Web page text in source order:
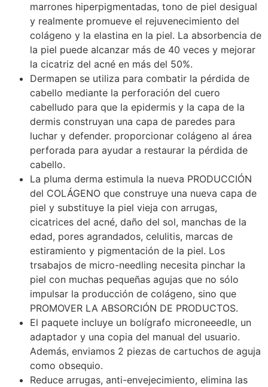
marrones hiperpigmentadas, tono de piel desigual
y realmente promueve el rejuvenecimiento del
colágeno y la elastina en la piel. La absorbencia de
la piel puede alcanzar más de 40 veces y mejorar
la cicatriz del acné en más del 50%.
Dermapen se utiliza para combatir la pérdida de
cabello mediante la perforación del cuero
cabelludo para que la epidermis y la capa de la
dermis construyan una capa de paredes para
luchar y defender. proporcionar colágeno al área
perforada para ayudar a restaurar la pérdida de
cabello.
La pluma derma estimula la nueva PRODUCCIÓN
del COLÁGENO que construye una nueva capa de
piel y substituye la piel vieja con arrugas,
cicatrices del acné, daño del sol, manchas de la
edad, pores agrandados, celulitis, marcas de
estiramiento y pigmentación de la piel. Los
trsabajos de micro-needling necesita pinchar la
piel con muchas pequeñas agujas que no sólo
impulsar la producción de colágeno, sino que
PROMOVER LA ABSORCIÓN DE PRODUCTOS.
El paquete incluye un bolígrafo microneeedle, un
adaptador y una copia del manual del usuario.
Además, enviamos 2 piezas de cartuchos de aguja
como obsequio.
Reduce arrugas, anti-envejecimiento, elimina las